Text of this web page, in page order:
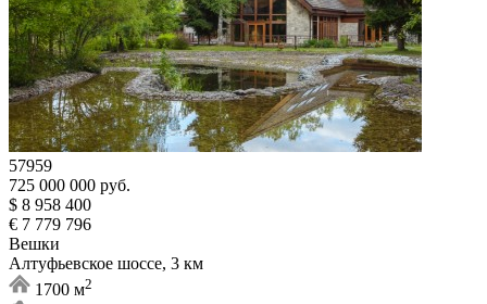
57959
725 000 000 руб.
$ 8 958 400
€ 7 779 796
Вешки
Алтуфьевское шоссе, 3 км
1700 м2